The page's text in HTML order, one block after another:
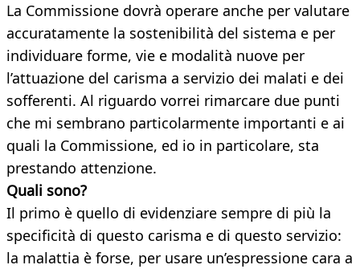
La Commissione dovrà operare anche per valutare
accuratamente la sostenibilità del sistema e per
individuare forme, vie e modalità nuove per
l’attuazione del carisma a servizio dei malati e dei
sofferenti. Al riguardo vorrei rimarcare due punti
che mi sembrano particolarmente importanti e ai
quali la Commissione, ed io in particolare, sta
prestando attenzione.
Quali sono?
Il primo è quello di evidenziare sempre di più la
specificità di questo carisma e di questo servizio:
la malattia è forse, per usare un’espressione cara a